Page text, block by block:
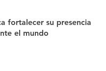
fortalecer su presencia
el mundo